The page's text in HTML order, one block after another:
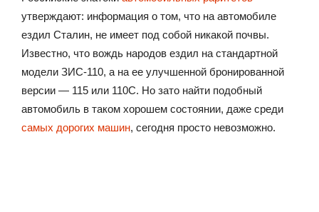
утверждают: информация о том, что на автомобиле
ездил Сталин, не имеет под собой никакой почвы.
Известно, что вождь народов ездил на стандартной
модели ЗИС-110, а на ее улучшенной бронированной
версии — 115 или 110С. Но зато найти подобный
автомобиль в таком хорошем состоянии, даже среди
самых дорогих машин, сегодня просто невозможно.